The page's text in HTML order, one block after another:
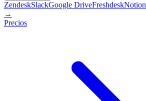
ZendeskSlackGoogle DriveFreshdeskNotion
→
Precios